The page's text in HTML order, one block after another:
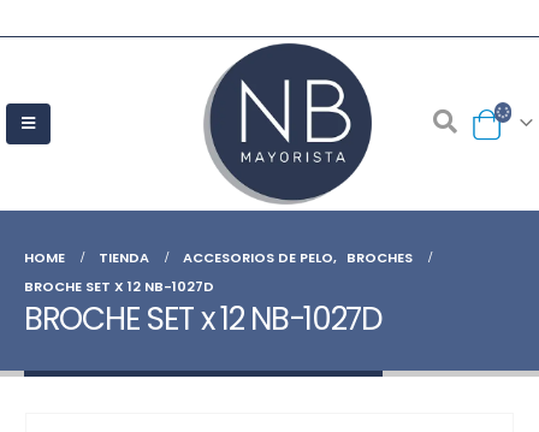
HOME TIENDA ACCESORIOS DE PELO, BROCHES
BROCHE SET X 12 NB-1027D
BROCHE SET x 12 NB-1027D